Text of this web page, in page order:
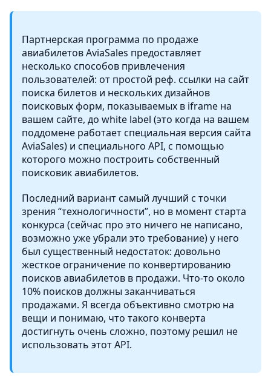
Партнерская программа по продаже
авиабилетов AviaSales предоставляет
несколько способов привлечения
пользователей: от простой реф. ссылки на сайт
поиска билетов и нескольких дизайнов
поисковых форм, показываемых в iframe на
вашем сайте, до white label (это когда на вашем
поддомене работает специальная версия сайта
AviaSales) и специального API, с помощью
которого можно построить собственный
поисковик авиабилетов.
Последний вариант самый лучший с точки
зрения “технологичности”, но в момент старта
конкурса (сейчас про это ничего не написано,
возможно уже убрали это требование) у него
был существенный недостаток: довольно
жесткое ограничение по конвертированию
поисков авиабилетов в продажи. Что-то около
10% поисков должны заканчиваться
продажами. Я всегда объективно смотрю на
вещи и понимаю, что такого конверта
достигнуть очень сложно, поэтому решил не
использовать этот API.